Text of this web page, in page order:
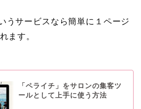
うサービスなら簡単に１ページ
ます。
「ペライチ」をサロンの集客ツ
ールとして上手に使う方法